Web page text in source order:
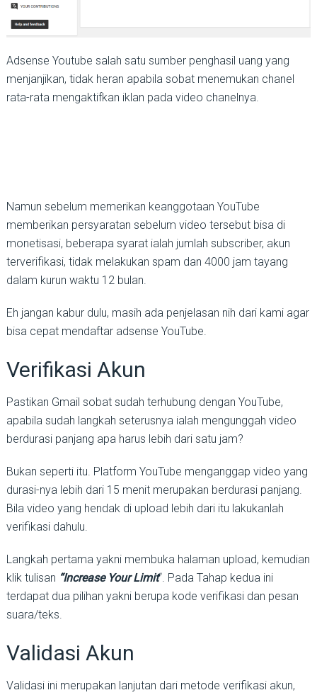
Adsense Youtube salah satu sumber penghasil uang yang
menjanjikan, tidak heran apabila sobat menemukan chanel
rata-rata mengaktifkan iklan pada video chanelnya.
Namun sebelum memerikan keanggotaan YouTube
memberikan persyaratan sebelum video tersebut bisa di
monetisasi, beberapa syarat ialah jumlah subscriber, akun
terverifikasi, tidak melakukan spam dan 4000 jam tayang
dalam kurun waktu 12 bulan.
Eh jangan kabur dulu, masih ada penjelasan nih dari kami agar
bisa cepat mendaftar adsense YouTube.
Verifikasi Akun
Pastikan Gmail sobat sudah terhubung dengan YouTube,
apabila sudah langkah seterusnya ialah mengunggah video
berdurasi panjang apa harus lebih dari satu jam?
Bukan seperti itu. Platform YouTube menganggap video yang
durasi-nya lebih dari 15 menit merupakan berdurasi panjang.
Bila video yang hendak di upload lebih dari itu lakukanlah
verifikasi dahulu.
Langkah pertama yakni membuka halaman upload, kemudian
klik tulisan “Increase Your Limit“. Pada Tahap kedua ini
terdapat dua pilihan yakni berupa kode verifikasi dan pesan
suara/teks.
Validasi Akun
Validasi ini merupakan lanjutan dari metode verifikasi akun,